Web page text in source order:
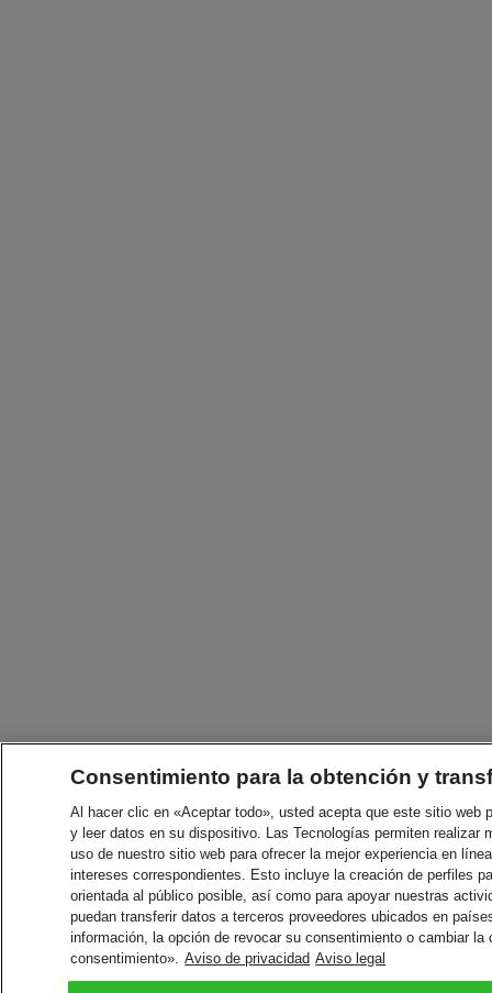
Consentimiento para la obtención y
Al hacer clic en «Aceptar todo», usted acepta que este sitio
y leer datos en su dispositivo. Las Tecnologías permiten
uso de nuestro sitio web para ofrecer la mejor experiencia en
intereses correspondientes. Esto incluye la creación de perfiles
orientada al público posible, así como para apoyar nuestras
puedan transferir datos a terceros proveedores ubicados en
información, la opción de revocar su consentimiento o cambiar
consentimiento». Aviso de privacidad Aviso legal